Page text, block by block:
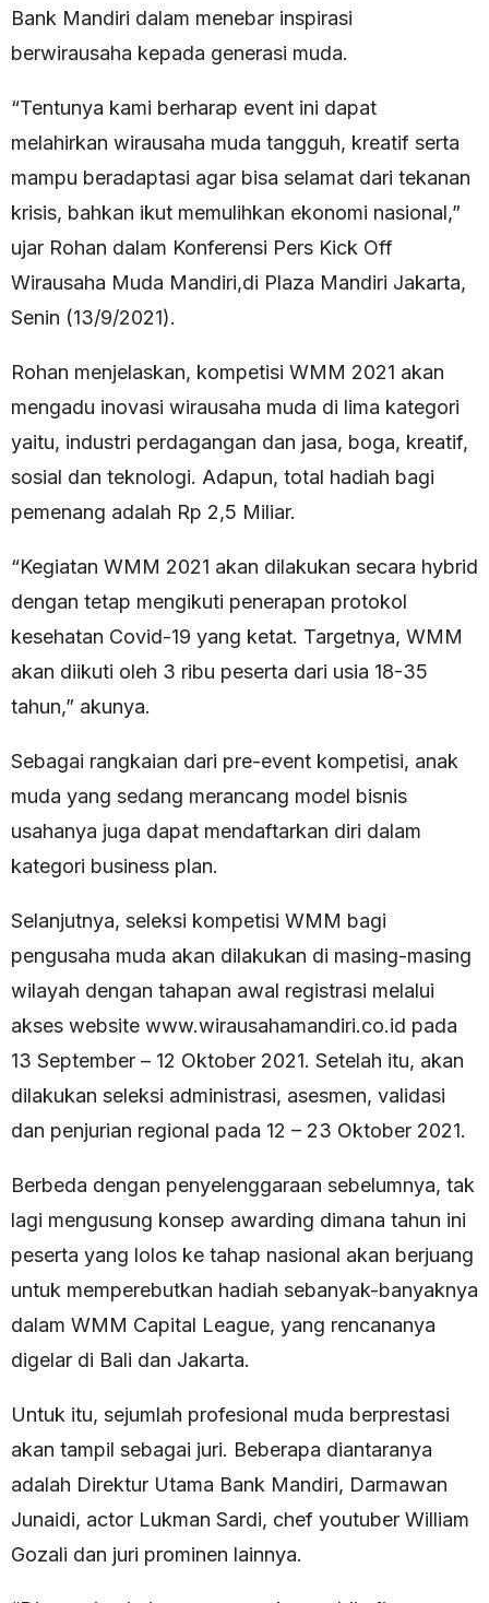
Bank Mandiri dalam menebar inspirasi
berwirausaha kepada generasi muda.
“Tentunya kami berharap event ini dapat
melahirkan wirausaha muda tangguh, kreatif serta
mampu beradaptasi agar bisa selamat dari tekanan
krisis, bahkan ikut memulihkan ekonomi nasional,”
ujar Rohan dalam Konferensi Pers Kick Off
Wirausaha Muda Mandiri,di Plaza Mandiri Jakarta,
Senin (13/9/2021).
Rohan menjelaskan, kompetisi WMM 2021 akan
mengadu inovasi wirausaha muda di lima kategori
yaitu, industri perdagangan dan jasa, boga, kreatif,
sosial dan teknologi. Adapun, total hadiah bagi
pemenang adalah Rp 2,5 Miliar.
“Kegiatan WMM 2021 akan dilakukan secara hybrid
dengan tetap mengikuti penerapan protokol
kesehatan Covid-19 yang ketat. Targetnya, WMM
akan diikuti oleh 3 ribu peserta dari usia 18-35
tahun,” akunya.
Sebagai rangkaian dari pre-event kompetisi, anak
muda yang sedang merancang model bisnis
usahanya juga dapat mendaftarkan diri dalam
kategori business plan.
Selanjutnya, seleksi kompetisi WMM bagi
pengusaha muda akan dilakukan di masing-masing
wilayah dengan tahapan awal registrasi melalui
akses website www.wirausahamandiri.co.id pada
13 September – 12 Oktober 2021. Setelah itu, akan
dilakukan seleksi administrasi, asesmen, validasi
dan penjurian regional pada 12 – 23 Oktober 2021.
Berbeda dengan penyelenggaraan sebelumnya, tak
lagi mengusung konsep awarding dimana tahun ini
peserta yang lolos ke tahap nasional akan berjuang
untuk memperebutkan hadiah sebanyak-banyaknya
dalam WMM Capital League, yang rencananya
digelar di Bali dan Jakarta.
Untuk itu, sejumlah profesional muda berprestasi
akan tampil sebagai juri. Beberapa diantaranya
adalah Direktur Utama Bank Mandiri, Darmawan
Junaidi, actor Lukman Sardi, chef youtuber William
Gozali dan juri prominen lainnya.